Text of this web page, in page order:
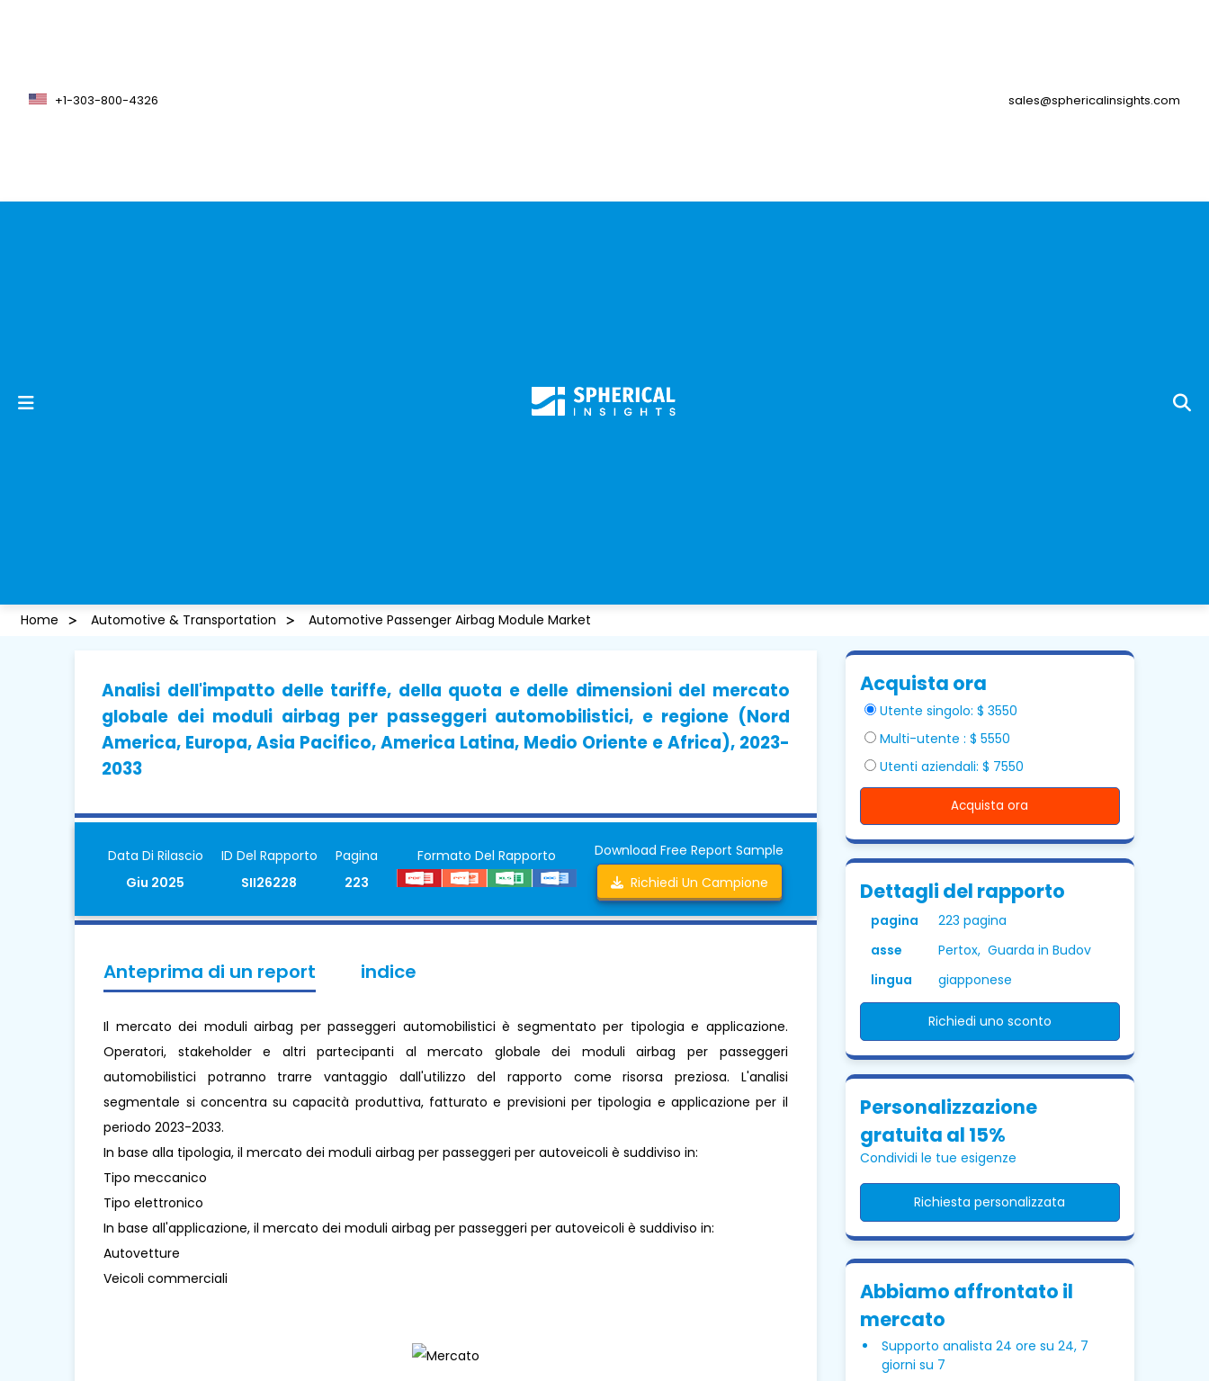
+1-303-800-4326 sales@sphericalinsights.com
Home Automotive & Transportation Automotive Passenger Airbag Module Market
Analisi dell'impatto delle tariffe, della quota e delle dimensioni del mercato
globale dei moduli airbag per passeggeri automobilistici, e regione (Nord
America, Europa, Asia Pacifico, America Latina, Medio Oriente e Africa), 2023-
2033
Data Di Rilascio
Giu 2025
ID Del Rapporto
SII26228
Pagina
223
Formato Del Rapporto
Download Free Report Sample
Richiedi Un Campione
Anteprima di un report indice
Il mercato dei moduli airbag per passeggeri automobilistici è segmentato per tipologia e applicazione.
Operatori, stakeholder e altri partecipanti al mercato globale dei moduli airbag per passeggeri
automobilistici potranno trarre vantaggio dall'utilizzo del rapporto come risorsa preziosa. L'analisi
segmentale si concentra su capacità produttiva, fatturato e previsioni per tipologia e applicazione per il
periodo 2023-2033.
In base alla tipologia, il mercato dei moduli airbag per passeggeri per autoveicoli è suddiviso in:
Tipo meccanico
Tipo elettronico
In base all'applicazione, il mercato dei moduli airbag per passeggeri per autoveicoli è suddiviso in:
Autovetture
Veicoli commerciali
Acquista ora
Utente singolo: $ 3550
Multi-utente : $ 5550
Utenti aziendali: $ 7550
Acquista ora
Dettagli del rapporto
pagina
223 pagina
asse
Pertox, Guarda in Budov
lingua
giapponese
Richiedi uno sconto
Personalizzazione
gratuita al 15%
Condividi le tue esigenze
Richiesta personalizzata
Abbiamo affrontato il
mercato
Supporto analista 24 ore su 24, 7
giorni su 7